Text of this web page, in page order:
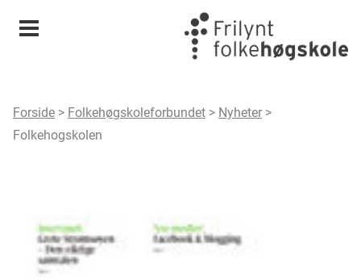
Meny
Forside > Folkehøgskoleforbundet > Nyheter >
Folkehogskolen